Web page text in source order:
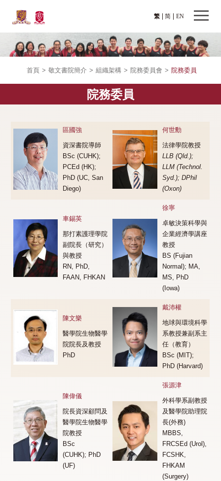
繁 EN
简
首頁 > 敬文書院簡介 > 組織架構 > 院務委員會 > 院務委員
院務委員
區國強
資深書院導師
BSc (CUHK);
PCEd (HK);
PhD (UC, San
Diego)
何世勳
法律學院教授
LLB (Qld.);
LLM (Technol.
Syd.); DPhil
(Oxon)
車錫英
那打素護理學院
副院長（研究）
與教授
RN, PhD,
FAAN, FHKAN
徐寧
卓敏決策科學與
企業經濟學講座
教授
BS (Fujian
Normal); MA,
MS, PhD
(Iowa)
陳文樂
醫學院生物醫學
院院長及教授
PhD
戴沛權
地球與環境科學
系教授兼副系主
任（教育）
BSc (MIT);
PhD (Harvard)
陳偉儀
院長資深顧問及
醫學院生物醫學
院教授
BSc
(CUHK); PhD
(UF)
張源津
外科學系副教授
及醫學院助理院
長(外務)
MBBS,
FRCSEd (Urol),
FCSHK,
FHKAM
(Surgery)